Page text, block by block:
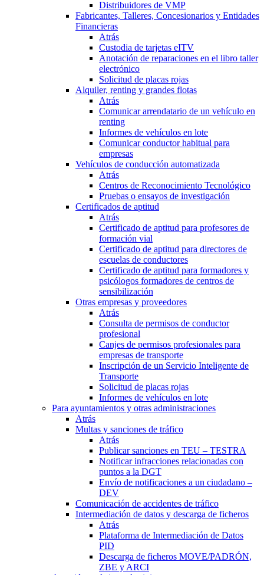
Distribuidores de VMP
Fabricantes, Talleres, Concesionarios y Entidades
Financieras
Atrás
Custodia de tarjetas eITV
Anotación de reparaciones en el libro taller
electrónico
Solicitud de placas rojas
Alquiler, renting y grandes flotas
Atrás
Comunicar arrendatario de un vehículo en
renting
Informes de vehículos en lote
Comunicar conductor habitual para
empresas
Vehículos de conducción automatizada
Atrás
Centros de Reconocimiento Tecnológico
Pruebas o ensayos de investigación
Certificados de aptitud
Atrás
Certificado de aptitud para profesores de
formación vial
Certificado de aptitud para directores de
escuelas de conductores
Certificado de aptitud para formadores y
psicólogos formadores de centros de
sensibilización
Otras empresas y proveedores
Atrás
Consulta de permisos de conductor
profesional
Canjes de permisos profesionales para
empresas de transporte
Inscripción de un Servicio Inteligente de
Transporte
Solicitud de placas rojas
Informes de vehículos en lote
Para ayuntamientos y otras administraciones
Atrás
Multas y sanciones de tráfico
Atrás
Publicar sanciones en TEU – TESTRA
Notificar infracciones relacionadas con
puntos a la DGT
Envío de notificaciones a un ciudadano –
DEV
Comunicación de accidentes de tráfico
Intermediación de datos y descarga de ficheros
Atrás
Plataforma de Intermediación de Datos
PID
Descarga de ficheros MOVE/PADRÓN,
ZBE y ARCI